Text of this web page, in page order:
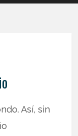
Así, sin